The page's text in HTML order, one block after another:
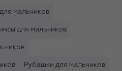
мальчиков
для мальчиков
Рубашки для мальчиков